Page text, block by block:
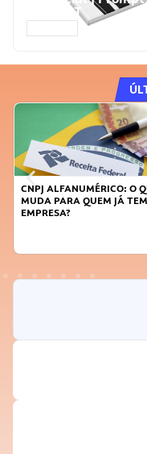
ChatGPT
DICAS PARA OBTER